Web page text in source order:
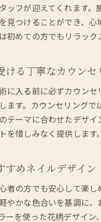
ッフが迎えてくれます
見つけることができ、
初めての方でもリラック
ける丁寧なカウンセ
に入る前に必ずカウン
ます。カウンセリング
テーマに合わせたデザ
惜しみなく提供します。
すめネイルデザイン
者の方でも安心して楽
やかな色合いを基調に
ーを使った花柄デザイ